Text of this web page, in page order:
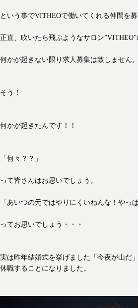
という事でVITHEOで働いてくれる仲間を募
正直、吹いたら飛ぶようなサロン”VITHEO”
何かが起きない限り求人募集は致しません。
そう！
何かが起きたんです！！
「何々？？」
って皆さんはお思いでしょう。
「あいつの元ではやりにくいねんな！やっ
ってお思いでしょう・・・
実は昨年結婚式を挙げました「今夜が山だ
休職することになりました。